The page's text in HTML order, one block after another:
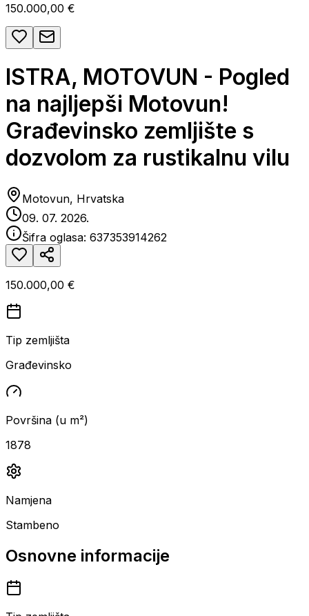
150.000,00 €
ISTRA, MOTOVUN - Pogled
na najljepši Motovun!
Građevinsko zemljište s
dozvolom za rustikalnu vilu
Motovun, Hrvatska
09. 07. 2026.
Šifra oglasa: 637353914262
150.000,00 €
Tip zemljišta
Građevinsko
Površina (u m²)
1878
Namjena
Stambeno
Osnovne informacije